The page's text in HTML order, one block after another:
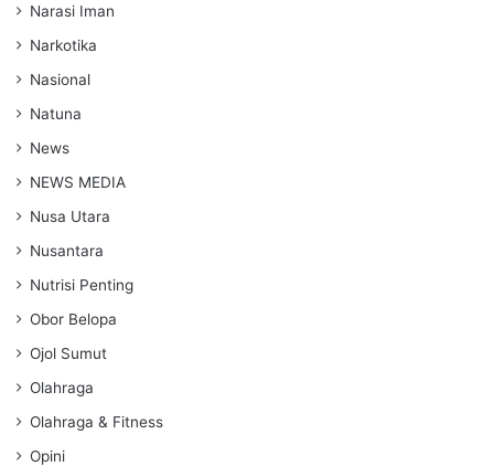
Narasi Iman
Narkotika
Nasional
Natuna
News
NEWS MEDIA
Nusa Utara
Nusantara
Nutrisi Penting
Obor Belopa
Ojol Sumut
Olahraga
Olahraga & Fitness
Opini